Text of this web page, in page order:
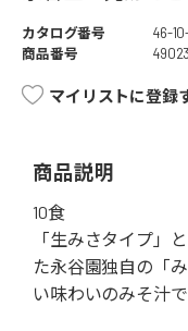
カタログ番号
46-
商品番号
マイリストに登録
商品説明
10食
「生みさタイプ」
た永谷園独自の「
い味わいのみそ汁で